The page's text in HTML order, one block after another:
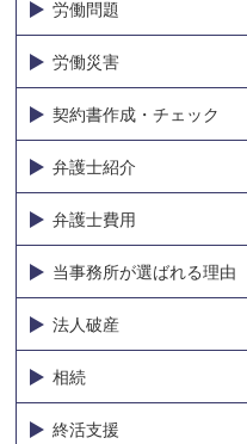
労働問題
労働災害
契約書作成・チェック
弁護士紹介
弁護士費用
当事務所が選ばれる理由
法人破産
相続
終活支援